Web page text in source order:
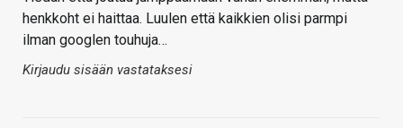
henkkoht ei haittaa. Luulen että kaikkien olisi parmpi
ilman googlen touhuja…
Kirjaudu sisään vastataksesi